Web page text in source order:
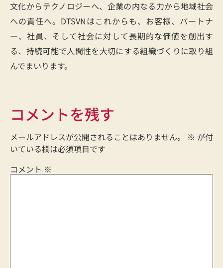
文化からテクノロジーへ、企業の内なる力から地域社会
への責任へ。DTSVNはこれからも、お客様、パートナ
ー、社員、そして社会に対して長期的な価値を創出す
る、持続可能で人間性を大切にする組織づくりに取り組
んでまいります。
コメントを残す
メールアドレスが公開されることはありません。 ※ が付
いている欄は必須項目です
コメント ※